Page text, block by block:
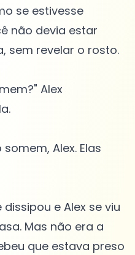
se estivesse
não devia estar
sem revelar o rosto.
Alex
Alex. Elas
e Alex se viu
Mas não era a
que estava preso